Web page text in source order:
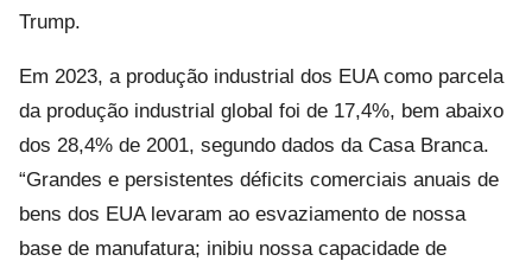
Trump.
Em 2023, a produção industrial dos EUA como parcela
da produção industrial global foi de 17,4%, bem abaixo
dos 28,4% de 2001, segundo dados da Casa Branca.
“Grandes e persistentes déficits comerciais anuais de
bens dos EUA levaram ao esvaziamento de nossa
base de manufatura; inibiu nossa capacidade de